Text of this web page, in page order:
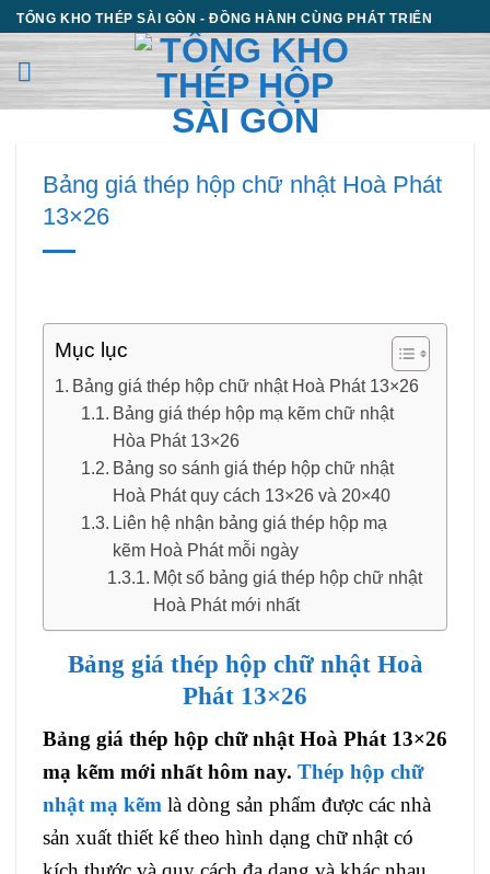
Chuyển
đến
nội
TỔNG KHO THÉP SÀI GÒN - ĐỒNG HÀNH CÙNG PHÁT TRIỂN
Bảng giá thép hộp chữ nhật Hoà Phát
13×26
Mục lục
Bảng giá thép hộp chữ nhật Hoà Phát 13×26
Bảng giá thép hộp mạ kẽm chữ nhật
Hòa Phát 13×26
Bảng so sánh giá thép hộp chữ nhật
Hoà Phát quy cách 13×26 và 20×40
Liên hệ nhận bảng giá thép hộp mạ
kẽm Hoà Phát mỗi ngày
Một số bảng giá thép hộp chữ nhật
Hoà Phát mới nhất
Bảng giá thép hộp chữ nhật Hoà
Phát 13×26
Bảng giá thép hộp chữ nhật Hoà Phát 13×26
mạ kẽm mới nhất hôm nay. Thép hộp chữ
nhật mạ kẽm là dòng sản phẩm được các nhà
sản xuất thiết kế theo hình dạng chữ nhật có